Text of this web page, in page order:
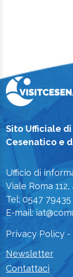
Sito Ufficiale
Cesenatico e
Ufficio di
Viale Roma
Tel: 0547 79435
E-mail:
Privacy Policy -
Newsletter
Contattaci